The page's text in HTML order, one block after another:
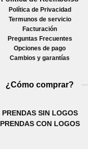
Política de Privacidad
Termunos de servicio
Facturación
Preguntas Frecuentes
Opciones de pago
Cambios y garantías
¿Cómo comprar?
PRENDAS SIN LOGOS
PRENDAS CON LOGOS